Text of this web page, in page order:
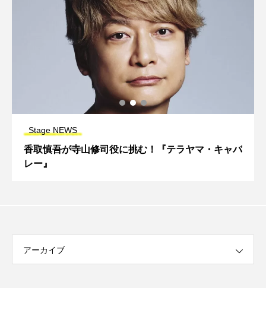
Stage NEWS
香取慎吾が寺山修司役に挑む！『テラヤマ・キャバ
レー』
アーカイブ